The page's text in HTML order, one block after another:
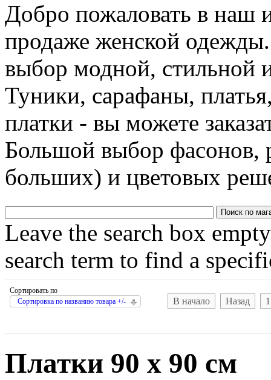
Добро пожаловать в наш
продаже женской
выбор модной, стильной
Туники, сарафаны,
платки - вы можете
Большой выбор фасонов,
больших) и цветовых
Leave the search box
search term to find a
Сортировать по
Сортировка по названию товара +/-
В начало Назад 1
Платки 90 х 90 см